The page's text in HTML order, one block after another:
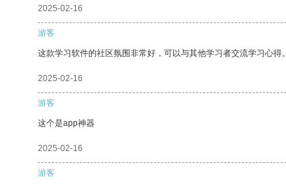
2025-02-16
游客
这款学习软件的社区氛围非常好，可以与其他学习者交流学习心得。
2025-02-16
游客
这个是app神器
2025-02-16
游客